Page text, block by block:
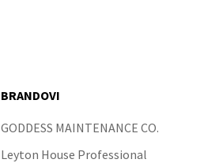
BRANDOVI
GODDESS MAINTENANCE CO.
Leyton House Professional